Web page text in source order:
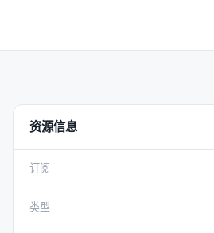
资源信息
订阅
类型